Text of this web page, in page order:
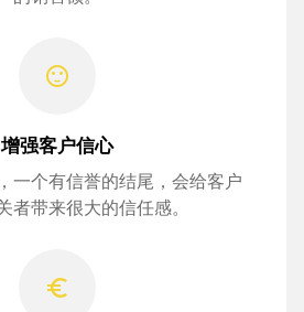
sentiment_satisfied
增强客户信心
一个有信誉的结尾，会给客户
者带来很大的信任感。
euro_symbol